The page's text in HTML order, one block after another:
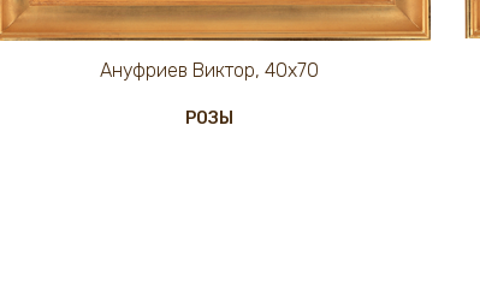
Ануфриев Виктор, 40х70
РОЗЫ